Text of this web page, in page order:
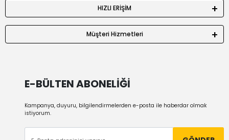
HIZLI ERİŞİM
Müşteri Hizmetleri
E-BÜLTEN ABONELİĞİ
Kampanya, duyuru, bilgilendirmelerden e-posta ile haberdar olmak
istiyorum.